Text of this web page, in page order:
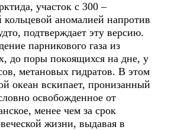
участок с 300 –
кольцевой аномалией напротив
подтверждает эту версию.
парникового газа из
до поры покоящихся на дне, у
метановых гидратов. В этом
океан вскипает, пронизанный
освобожденное от
менее чем за срок
жизни, выдавая в